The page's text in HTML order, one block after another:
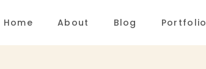
Home About Blog Portfolio